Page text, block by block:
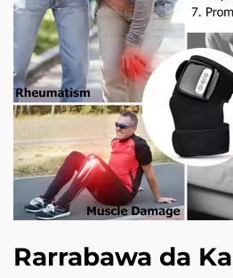
Rarrabawa da